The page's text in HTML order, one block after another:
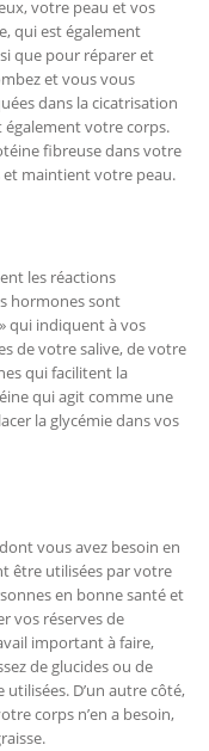
votre peau et vos
qui est également
que pour réparer et
et vous vous
dans la cicatrisation
également votre corps.
fibreuse dans votre
maintient votre peau.
les réactions
hormones sont
qui indiquent à vos
de votre salive, de votre
qui facilitent la
qui agit comme une
la glycémie dans vos
vous avez besoin en
être utilisées par votre
en bonne santé et
vos réserves de
important à faire,
de glucides ou de
D’un autre côté,
corps n’en a besoin,